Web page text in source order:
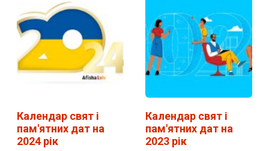
Календар свят і
пам'ятних дат на
2024 рік
Календар свят і
пам'ятних дат на
2023 рік